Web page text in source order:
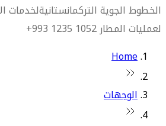
الخطوط الجوية التركمانستانيةلخدمات الامتعه
لعمليات المطار 1052 1235 993+
Home
الوجهات